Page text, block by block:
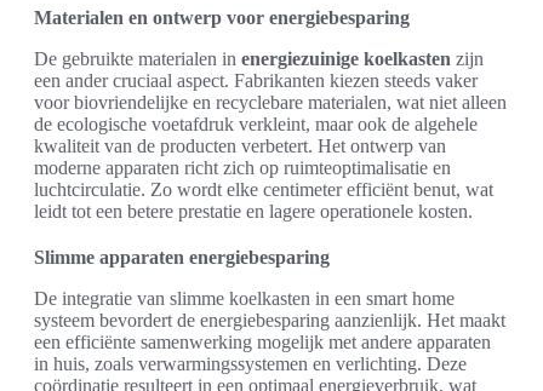
Materialen en ontwerp voor energiebesparing
De gebruikte materialen in energiezuinige koelkasten zijn
een ander cruciaal aspect. Fabrikanten kiezen steeds vaker
voor biovriendelijke en recyclebare materialen, wat niet alleen
de ecologische voetafdruk verkleint, maar ook de algehele
kwaliteit van de producten verbetert. Het ontwerp van
moderne apparaten richt zich op ruimteoptimalisatie en
luchtcirculatie. Zo wordt elke centimeter efficiënt benut, wat
leidt tot een betere prestatie en lagere operationele kosten.
Slimme apparaten energiebesparing
De integratie van slimme koelkasten in een smart home
systeem bevordert de energiebesparing aanzienlijk. Het maakt
een efficiënte samenwerking mogelijk met andere apparaten
in huis, zoals verwarmingssystemen en verlichting. Deze
coördinatie resulteert in een optimaal energieverbruik, wat